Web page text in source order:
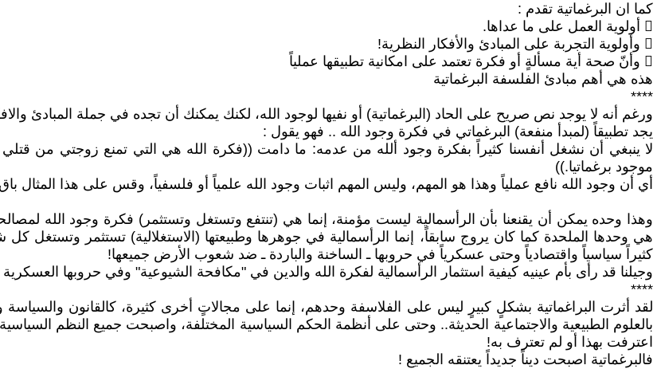
كما ان البرغماتية تقدم :
 أولوية العمل على ما عداها.
 وأولوية التجربة على المبادئ والأفكار النظرية!
 وأنّ صحة أية مسألةٍ أو فكرة تعتمد على امكانية تطبيقها عملياً
هذه هي أهم مبادئ الفلسفة البرغماتية
****
ورغم أنه لا يوجد نص صريح على الحاد (البرغماتية) أو نفيها لوجود الله، لكنك يمكنك أن تجده في جملة المبادئ
يجد تطبيقاً (لمبدأ منفعة) البرغماتي في فكرة وجود الله .. فهو يقول :
لا ينبغي أن نشغل أنفسنا كثيراً بفكرة وجود ألله من عدمه: ما دامت ((فكرة الله هي التي تمنع زوجتي من
موجود برغماتيا.))
أي أن وجود الله نافع عملياً وهذا هو المهم، وليس المهم اثبات وجود الله علمياً أو فلسفياً، وقس على هذا المثال باق
وهذا وحده يمكن أن يقنعنا بأن الرأسمالية ليست مؤمنة، إنما هي (تنتفع وتستغل وتستثمر) فكرة وجود الله
هي وحدها الملحدة كما كان يروج سابقاً، إنما الرأسمالية في جوهرها وطبيعتها (الاستغلالية) تستثمر وتستغل كل
كثيراً سياسياً واقتصادياً وحتى عسكرياً في حروبها ـ الساخنة والباردة ـ ضد شعوب الأرض جميعها!
وجيلنا قد رأى بأم عينيه كيفية استثمار الرأسمالية لفكرة الله والدين في "مكافحة الشيوعية" وفي حروبها
****
لقد أثرت البراغماتية بشكلٍ كبيرٍ ليس على الفلاسفة وحدهم، إنما على مجالاتٍ أخرى كثيرة، كالقانون والسياسة
بالعلوم الطبيعية والاجتماعية الحديثة.. وحتى على أنظمة الحكم السياسية المختلفة، واصبحت جميع النظم
اعترفت بهذا أو لم تعترف به!
فالبرغماتية اصبحت ديناً جديداً يعتنقه الجميع !